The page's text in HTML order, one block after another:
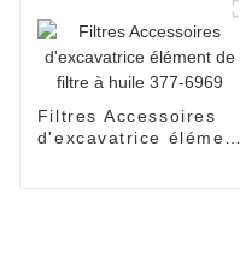
Filtres Accessoires
d'excavatrice élément